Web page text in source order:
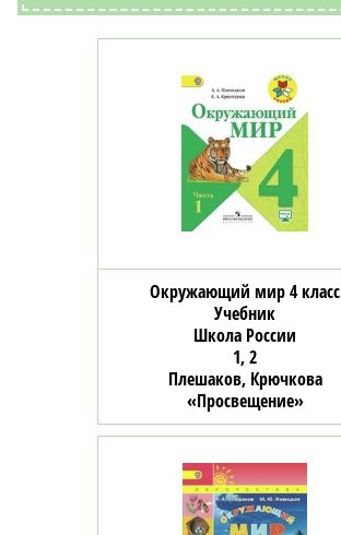
Окружающий мир 4 класс
Учебник
Школа России
1, 2
Плешаков, Крючкова
«Просвещение»